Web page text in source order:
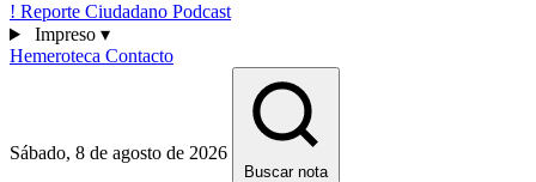
! Reporte Ciudadano Podcast
Impreso ▾
Hemeroteca Contacto
Sábado, 8 de agosto de 2026
Buscar nota